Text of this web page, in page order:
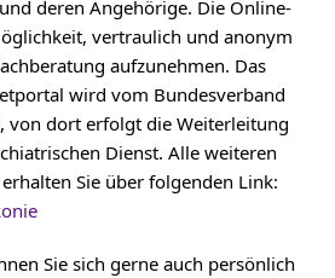
deren Angehörige. Die Online-
vertraulich und anonym
aufzunehmen. Das
wird vom Bundesverband
von dort erfolgt die Weiterleitung
Dienst. Alle weiteren
Sie über folgenden Link:
Sie sich gerne auch persönlich